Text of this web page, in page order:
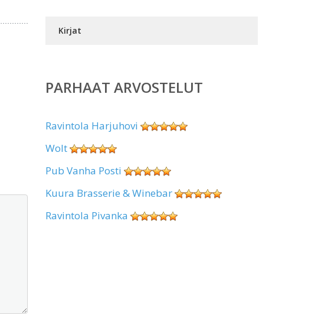
Kirjat
PARHAAT ARVOSTELUT
Ravintola Harjuhovi
Wolt
Pub Vanha Posti
Kuura Brasserie & Winebar
Ravintola Pivanka